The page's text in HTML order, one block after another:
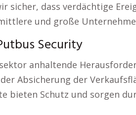
sicher, dass verdächtige
und große
Security
anhaltende
Absicherung der
bieten Schutz und sorgen